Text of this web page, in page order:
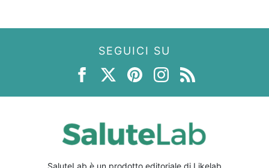
SEGUICI SU
SaluteLab è un prodotto editoriale di Likelab